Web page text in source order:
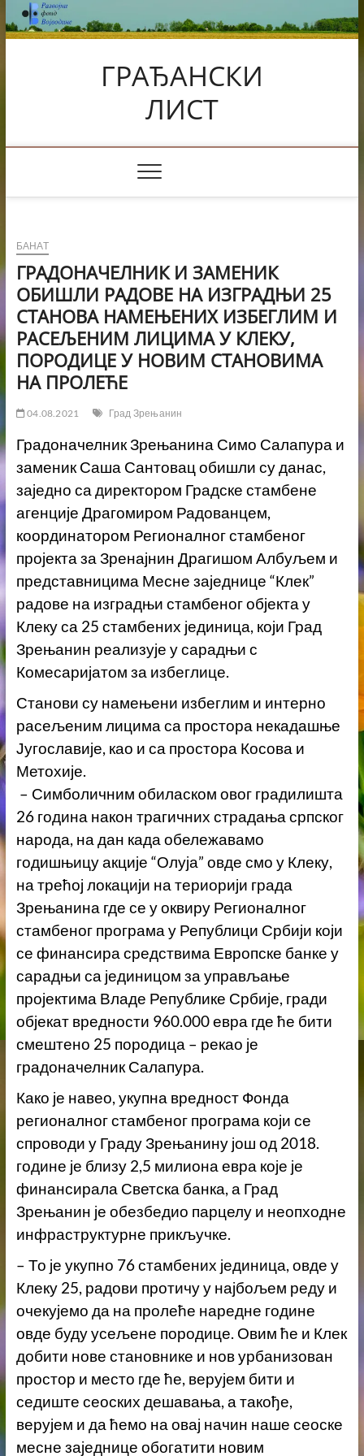
Skip
to
content
ГРАЂАНСКИ
ЛИСТ
БАНАТ
ГРАДОНАЧЕЛНИК И ЗАМЕНИК
ОБИШЛИ РАДОВЕ НА ИЗГРАДЊИ 25
СТАНОВА НАМЕЊЕНИХ ИЗБЕГЛИМ И
РАСЕЉЕНИМ ЛИЦИМА У КЛЕКУ,
ПОРОДИЦЕ У НОВИМ СТАНОВИМА
НА ПРОЛЕЋЕ
04.08.2021 Град Зрењанин
Градоначелник Зрењанина Симо Салапура и
заменик Саша Сантовац обишли су данас,
заједно са директором Градске стамбене
агенције Драгомиром Радованцем,
координатором Регионалног стамбеног
пројекта за Зренајнин Драгишом Албуљем и
представницима Месне заједнице “Клек”
радове на изградњи стамбеног објекта у
Клеку са 25 стамбених јединица, који Град
Зрењанин реализује у сарадњи с
Комесаријатом за избеглице.
Станови су намењени избеглим и интерно
расељеним лицима са простора некадашње
Југославије, као и са простора Косова и
Метохије.
– Симболичним обиласком овог градилишта
26 година након трагичних страдања српског
народа, на дан када обележавамо
годишњицу акције “Олуја” овде смо у Клеку,
на трећој локацији на териорији града
Зрењанина где се у оквиру Регионалног
стамбеног програма у Републици Србији који
се финансира средствима Европске банке у
сарадњи са јединицом за управљање
пројектима Владе Републике Србије, гради
објекат вредности 960.000 евра где ће бити
смештено 25 породица – рекао је
градоначелник Салапура.
Како је навео, укупна вредност Фонда
регионалног стамбеног програма који се
спроводи у Граду Зрењанину још од 2018.
године је близу 2,5 милиона евра које је
финансирала Светска банка, а Град
Зрењанин је обезбедио парцелу и неопходне
инфраструктурне прикључке.
– То је укупно 76 стамбених јединица, овде у
Клеку 25, радови протичу у најбољем реду и
очекујемо да на пролеће наредне године
овде буду усељене породице. Овим ће и Клек
добити нове становнике и нов урбанизован
простор и место где ће, верујем бити и
седиште сеоских дешавања, а такође,
верујем и да ћемо на овај начин наше сеоске
месне заједнице обогатити новим